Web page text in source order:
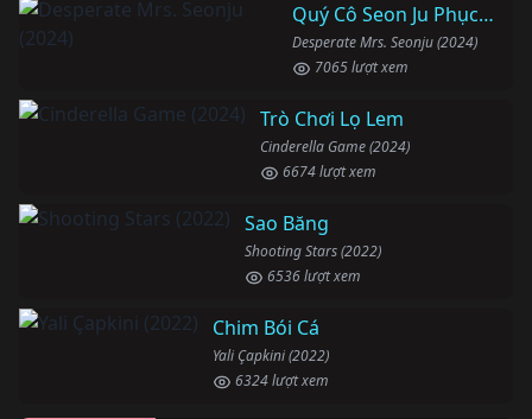
Quý Cô Seon Ju Phục Thù
Desperate Mrs. Seonju (2024)
7065 lượt xem
Trò Chơi Lọ Lem
Cinderella Game (2024)
6674 lượt xem
Sao Băng
Shooting Stars (2022)
6536 lượt xem
Chim Bói Cá
Yali Çapkini (2022)
6324 lượt xem